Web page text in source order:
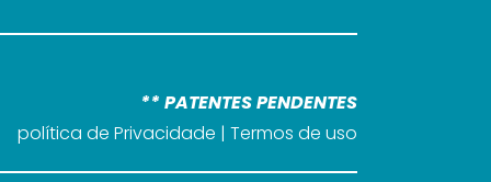
** PATENTES PENDENTES
política de Privacidade | Termos de uso